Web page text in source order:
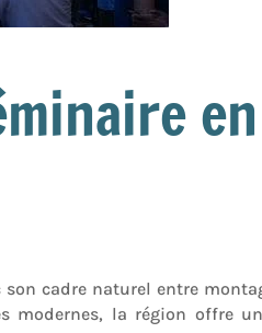
cadre naturel entre
modernes, la région offre